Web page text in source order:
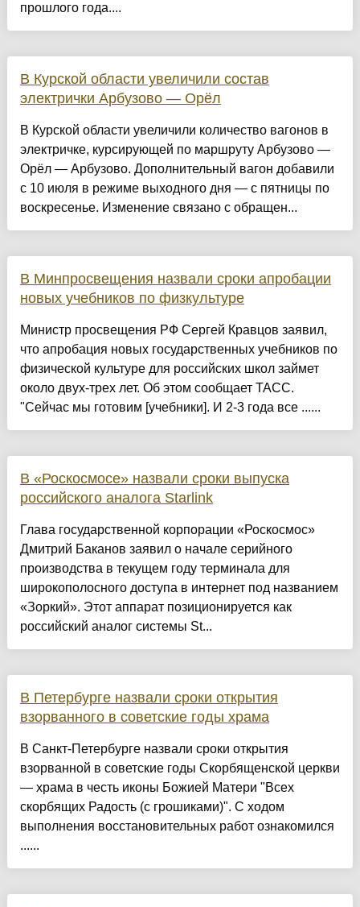
прошлого года....
В Курской области увеличили состав
электрички Арбузово — Орёл
В Курской области увеличили количество вагонов в
электричке, курсирующей по маршруту Арбузово —
Орёл — Арбузово. Дополнительный вагон добавили
с 10 июля в режиме выходного дня — с пятницы по
воскресенье. Изменение связано с обращен...
В Минпросвещения назвали сроки апробации
новых учебников по физкультуре
Министр просвещения РФ Сергей Кравцов заявил,
что апробация новых государственных учебников по
физической культуре для российских школ займет
около двух-трех лет. Об этом сообщает ТАСС.
"Сейчас мы готовим [учебники]. И 2-3 года все ......
В «Роскосмосе» назвали сроки выпуска
российского аналога Starlink
Глава государственной корпорации «Роскосмос»
Дмитрий Баканов заявил о начале серийного
производства в текущем году терминала для
широкополосного доступа в интернет под названием
«Зоркий». Этот аппарат позиционируется как
российский аналог системы St...
В Петербурге назвали сроки открытия
взорванного в советские годы храма
В Санкт-Петербурге назвали сроки открытия
взорванной в советские годы Скорбященской церкви
— храма в честь иконы Божией Матери "Всех
скорбящих Радость (с грошиками)". С ходом
выполнения восстановительных работ ознакомился
......